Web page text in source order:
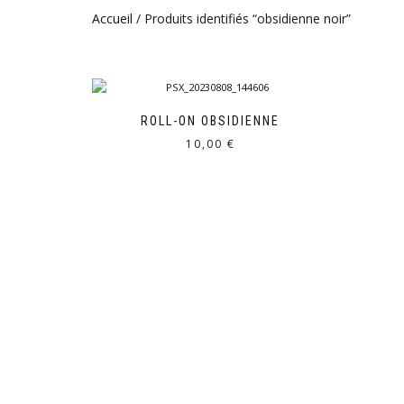
Accueil / Produits identifiés “obsidienne noir”
ROLL-ON OBSIDIENNE
10,00 €